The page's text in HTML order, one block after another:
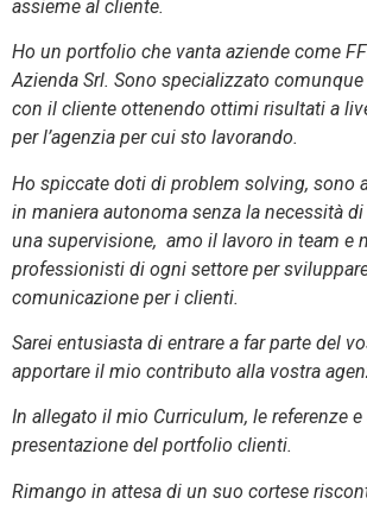
assieme al cliente.
Ho un portfolio che vanta aziende come
Azienda Srl. Sono specializzato
con il cliente ottenendo ottimi risultati a
per l’agenzia per cui sto lavorando.
Ho spiccate doti di problem solving, sono
in maniera autonoma senza la necessità di
una supervisione, amo il lavoro in team e
professionisti di ogni settore per
comunicazione per i clienti.
Sarei entusiasta di entrare a far parte del
apportare il mio contributo alla vostra
In allegato il mio Curriculum, le referenze
presentazione del portfolio clienti.
Rimango in attesa di un suo cortese